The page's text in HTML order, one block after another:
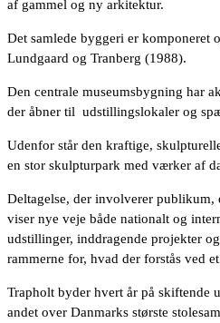
af gammel og ny arkitektur.
Det samlede byggeri er komponeret
Lundgaard og Tranberg (1988).
Den centrale museumsbygning har
der åbner til udstillingslokaler og
Udenfor står den kraftige,
en stor skulpturpark med værker af
Deltagelse, der involverer publikum,
viser nye veje både nationalt og
udstillinger, inddragende projekter
rammerne for, hvad der forstås ved
Trapholt byder hvert år på skiftende
andet over Danmarks største